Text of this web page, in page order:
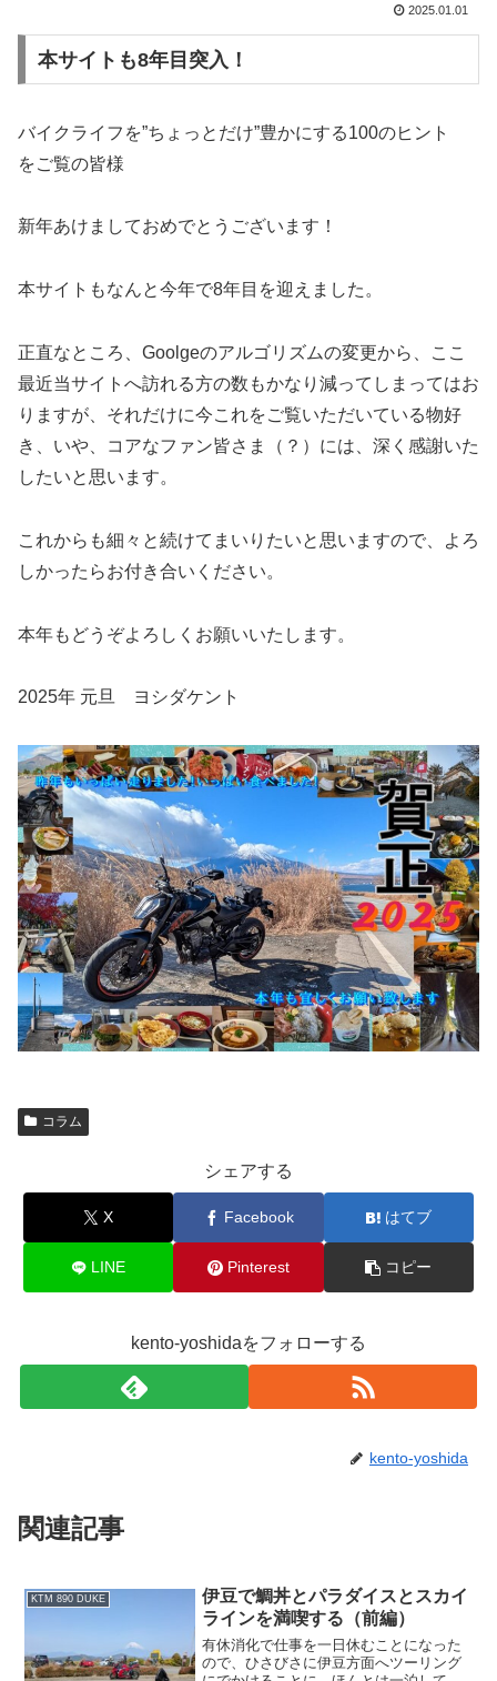
2025.01.01
本サイトも8年目突入！
バイクライフを”ちょっとだけ”豊かにする100のヒント
をご覧の皆様
新年あけましておめでとうございます！
本サイトもなんと今年で8年目を迎えました。
正直なところ、Goolgeのアルゴリズムの変更から、ここ
最近当サイトへ訪れる方の数もかなり減ってしまってはお
りますが、それだけに今これをご覧いただいている物好
き、いや、コアなファン皆さま（？）には、深く感謝いた
したいと思います。
これからも細々と続けてまいりたいと思いますので、よろ
しかったらお付き合いください。
本年もどうぞよろしくお願いいたします。
2025年 元旦 ヨシダケント
コラム
シェアする
X Facebook はてブ
LINE Pinterest コピー
kento-yoshidaをフォローする
kento-yoshida
関連記事
KTM 890 DUKE
伊豆で鯛丼とパラダイスとスカイ
ラインを満喫する（前編）
有休消化で仕事を一日休むことになった
ので、ひさびさに伊豆方面へツーリング